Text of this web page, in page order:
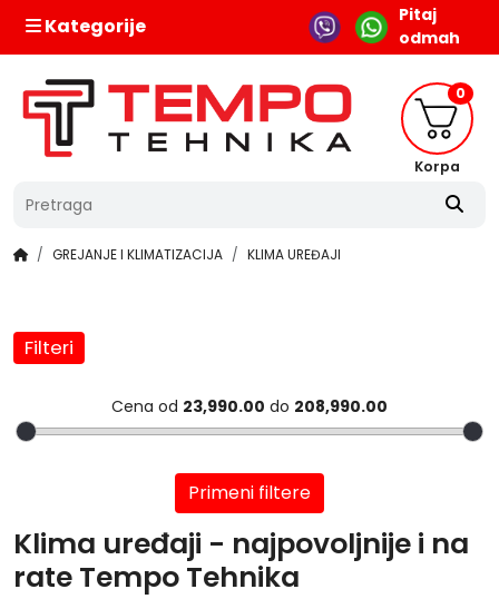
Kategorije
Pitaj
odmah
0
Korpa
GREJANJE I KLIMATIZACIJA KLIMA UREĐAJI
Filteri
Cena od 23,990.00 do 208,990.00
Primeni filtere
Klima uređaji - najpovoljnije i na
rate Tempo Tehnika